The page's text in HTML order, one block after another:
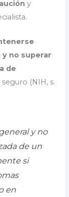
y
y no superar
de
(NIH, s.
y no
de un
si
en